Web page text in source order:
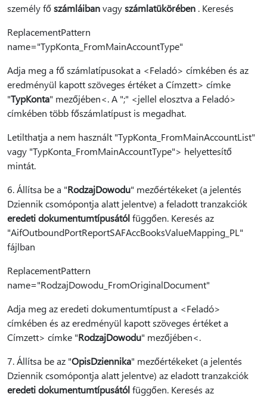
személy főszámláibanvagyszámlatükörében . Keresés
ReplacementPattern
name="TypKonta_FromMainAccountType"
Adja meg a fő számlatípusokat a <Feladó> címkében és az
eredményül kapott szöveges értéket a Címzett> címke
"TypKonta" mezőjében<. A ";" <jellel elosztva a Feladó>
címkében több főszámlatípust is megadhat.
Letilthatja a nem használt "TypKonta_FromMainAccountList"
vagy "TypKonta_FromMainAccountType"> helyettesítő
mintát.
6. Állítsa be a "RodzajDowodu" mezőértékeket (a jelentés
Dziennik csomópontja alatt jelentve) a feladott tranzakciók
eredeti dokumentumtípusátólfüggően. Keresés az
"AifOutboundPortReportSAFAccBooksValueMapping_PL"
fájlban
ReplacementPattern
name="RodzajDowodu_FromOriginalDocument"
Adja meg az eredeti dokumentumtípust a <Feladó>
címkében és az eredményül kapott szöveges értéket a
Címzett> címke "RodzajDowodu" mezőjében<.
7. Állítsa be az "OpisDziennika" mezőértékeket (a jelentés
Dziennik csomópontja alatt jelentve) az eladott tranzakciók
eredeti dokumentumtípusátólfüggően. Keresés az